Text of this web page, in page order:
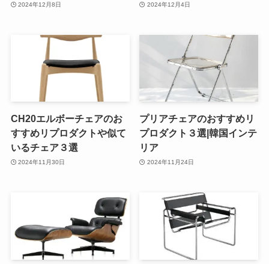
2024年12月8日 2024年12月4日
CH20エルボーチェアのお
すすめリプロダクトや似て
いるチェア３選
2024年11月30日
プリアチェアのおすすめリ
プロダクト３選|韓国インテ
リア
2024年11月24日